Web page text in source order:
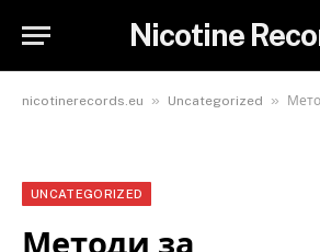
Nicotine
nicotinerecords.eu » Uncategorized » Методи за
UNCATEGORIZED
Методи за